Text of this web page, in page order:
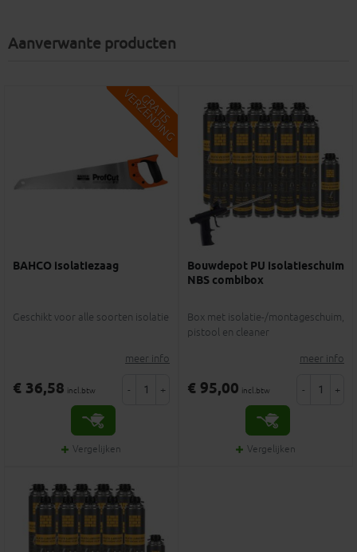
Aanverwante producten
G
R
A
T
I
S
V
E
R
Z
E
N
D
I
N
G
BAHCO isolatiezaag
Geschikt voor alle soorten isolatie
meer info
€ 36,58 incl.btw - +
Vergelijken
Bouwdepot PU isolatieschuim
NBS combibox
Box met isolatie-/montageschuim,
pistool en cleaner
meer info
€ 95,00 incl.btw - +
Vergelijken